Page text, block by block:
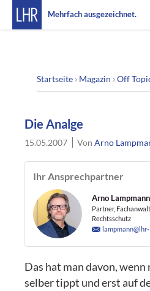
Mehrfach ausgezeichnet.
Startseite › Magazin ›Off
Die Analge
15.05.2007 VonArno
Ihr Ansprechpartner
Arno Lampmann
Partner,
Rechtsschutz
Das hat man davon,
selber tippt und erst auf